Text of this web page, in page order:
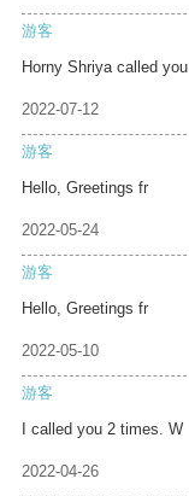
游客
Horny Shriya called you
2022-07-12
游客
Hello, Greetings fr
2022-05-24
游客
Hello, Greetings fr
2022-05-10
游客
I called you 2 times. W
2022-04-26